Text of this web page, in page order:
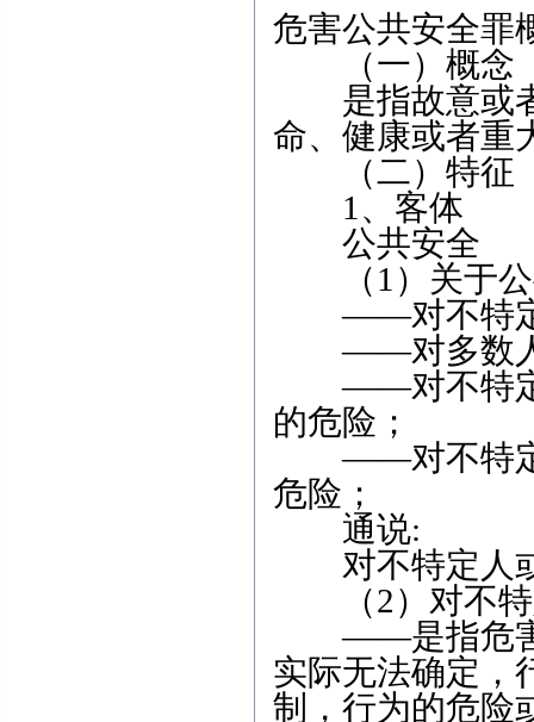
危害公共安全罪
（一）概念
是指故意或者
命、健康或者重
（二）特征
1、客体
公共安全
（1）关于公
——对不特定
——对多数人
——对不特定
的危险；
——对不特定
危险；
通说:
对不特定人或
（2）对不特
——是指危害
实际无法确定，
制，行为的危险